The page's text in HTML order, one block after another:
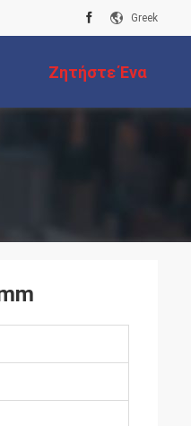
Greek
Ζητήστε Ένα
Απόσπασμα